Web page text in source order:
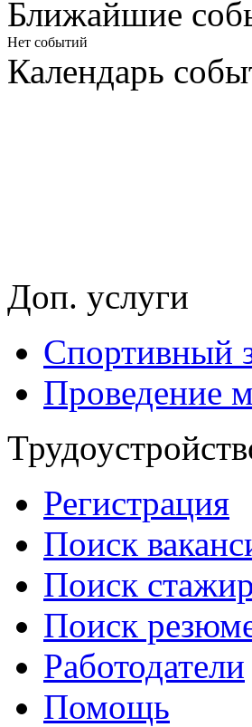
Ближайшие
Нет событий
Календарь
Доп. услуги
Спортивный
Проведение
Регистрация
Поиск
Поиск
Поиск
Работодатели
Помощь